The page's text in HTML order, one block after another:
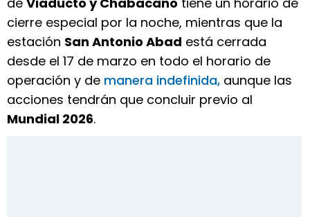
cierre especial por la noche, mientras que la
estación San Antonio Abad está cerrada
desde el 17 de marzo en todo el horario de
operación y de manera indefinida, aunque las
acciones tendrán que concluir previo al
Mundial 2026.